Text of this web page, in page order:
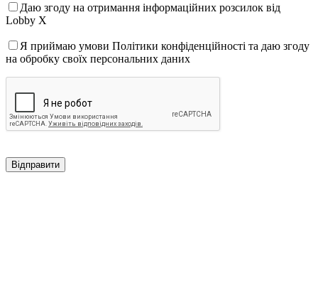
Даю згоду на отримання інформаційних розсилок від
Lobby X
Я приймаю умови Політики конфіденційності та даю згоду
на обробку своїх персональних даних